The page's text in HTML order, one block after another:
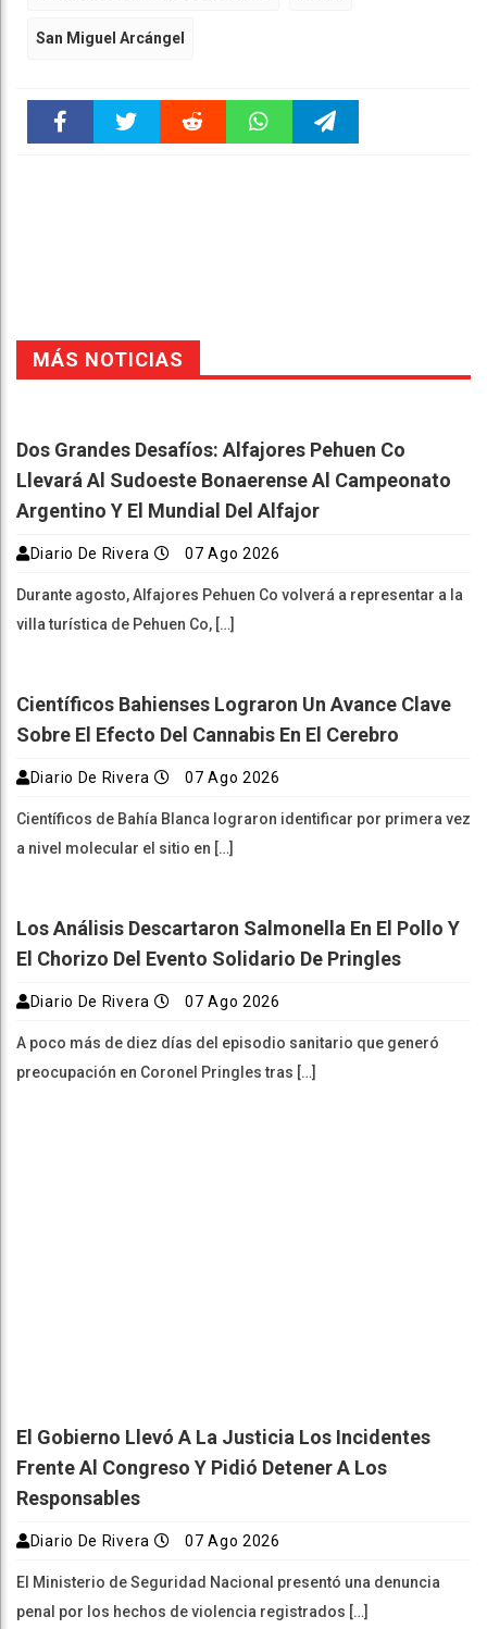
San Miguel Arcángel
MÁS NOTICIAS
Dos Grandes Desafíos: Alfajores Pehuen Co
Llevará Al Sudoeste Bonaerense Al Campeonato
Argentino Y El Mundial Del Alfajor
Diario De Rivera 07 Ago 2026
Durante agosto, Alfajores Pehuen Co volverá a representar a la
villa turística de Pehuen Co, […]
Científicos Bahienses Lograron Un Avance Clave
Sobre El Efecto Del Cannabis En El Cerebro
Diario De Rivera 07 Ago 2026
Científicos de Bahía Blanca lograron identificar por primera vez
a nivel molecular el sitio en […]
Los Análisis Descartaron Salmonella En El Pollo Y
El Chorizo Del Evento Solidario De Pringles
Diario De Rivera 07 Ago 2026
A poco más de diez días del episodio sanitario que generó
preocupación en Coronel Pringles tras […]
El Gobierno Llevó A La Justicia Los Incidentes
Frente Al Congreso Y Pidió Detener A Los
Responsables
Diario De Rivera 07 Ago 2026
El Ministerio de Seguridad Nacional presentó una denuncia
penal por los hechos de violencia registrados […]